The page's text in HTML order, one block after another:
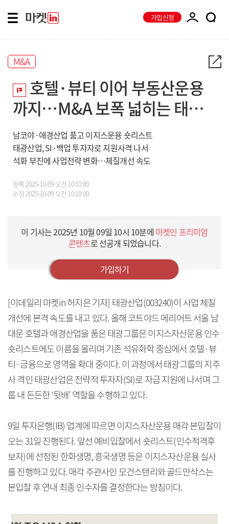
가입신청
M&A
호텔·뷰티 이어 부동산운용
까지…M&A 보폭 넓히는 태광
산업
남코야·애경산업 품고 이지스운용 숏리스트
태광산업, SI·백업 투자자로 지원사격 나서
석화 부진에 사업전략 변화…체질개선 속도
등록2025-10-09 오전 10:10:00
수정 2025-10-09 오전 10:10:00
이 기사는2025년 10월 09일 10시 10분에 마켓인 프리미엄
콘텐츠로 선공개 되었습니다.
가입하기
[이데일리 마켓in 허지은 기자] 태광산업(003240)이 사업 체질
개선에 본격 속도를 내고 있다. 올해 코트야드 메리어트 서울 남
대문 호텔과 애경산업을 품은 태광그룹은 이지스자산운용 인수
숏리스트에도 이름을 올리며 기존 석유화학 중심에서 호텔·뷰
티·금융으로 영역을 확대 중이다. 이 과정에서 태광그룹의 지주
사 격인 태광산업은 전략적 투자자(SI)로 자금 지원에 나서며 그
룹 내 든든한 ‘뒷배’ 역할을 수행하고 있다.
9일 투자은행(IB) 업계에 따르면 이지스자산운용 매각 본입찰이
오는 31일 진행된다. 앞선 예비입찰에서 숏리스트(인수적격후
보자)에 선정된 한화생명, 흥국생명 등은 이지스자산운용 실사
를 진행하고 있다. 매각 주관사인 모건스탠리와 골드만삭스는
본입찰 후 연내 최종 인수자를 결정한다는 방침이다.